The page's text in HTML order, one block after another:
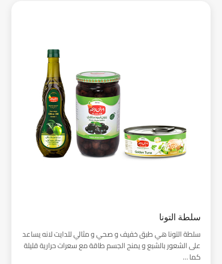
سلطة التونا
سلطة التونا هي طبق خفيف و صحي و مثالي للدايت لانه يساعد
على الشعور بالشبع و يمنح الجسم طاقة مع سعرات حرارية قليلة
كما …